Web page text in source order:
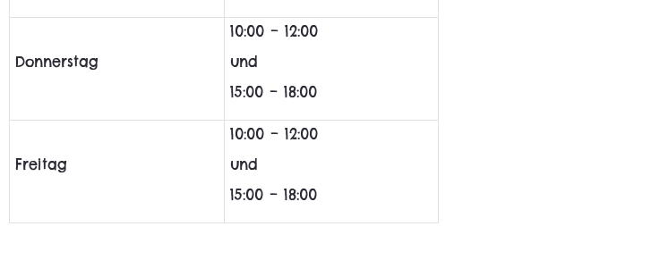
Donnerstag
10:00 – 12:00
und
15:00 – 18:00
Freitag
10:00 – 12:00
und
15:00 – 18:00